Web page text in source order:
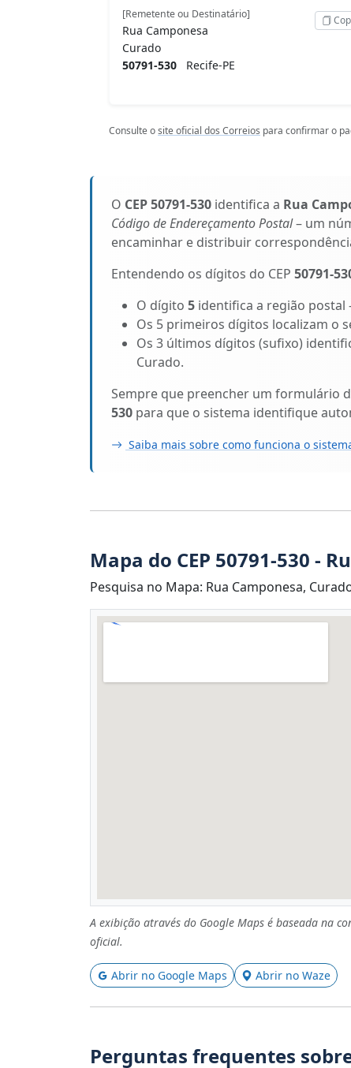
[Remetente ou Destinatário]
Rua Camponesa
Curado
50791-530 Recife-PE
Consulte osite oficial dos Correios para confirmar o
O CEP 50791-530 identifica a Rua
Código de Endereçamento Postal– um
encaminhar e distribuir
Entendendo os dígitos do CEP 50791-
O dígito 5 identifica a região postal
Os 5 primeiros dígitos localizam o
Os 3 últimos dígitos (sufixo)
Curado.
Sempre que preencher um formulário
530 para que o sistema identifique
Saiba mais sobre como funciona o
Mapa do CEP 50791-530 -
Pesquisa no Mapa: Rua Camponesa,
A exibição através do Google Maps é baseada na
oficial.
Abrir no Google Maps Abrir no Waze
Perguntas frequentes sobre